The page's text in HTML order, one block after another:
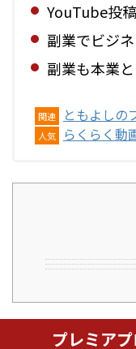
YouTube投
副業でビジ
副業も本業
関連 ともよしの
人気 らくらく動
プレミア